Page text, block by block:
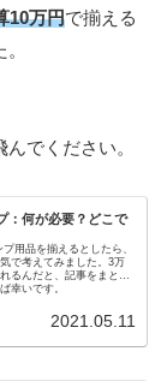
10万円で揃える
でください。
：何が必要？どこで
用品を揃えるとしたら、
で考えてみました。3万
るんだと、記事をまとめ
幸いです。
2021.05.11